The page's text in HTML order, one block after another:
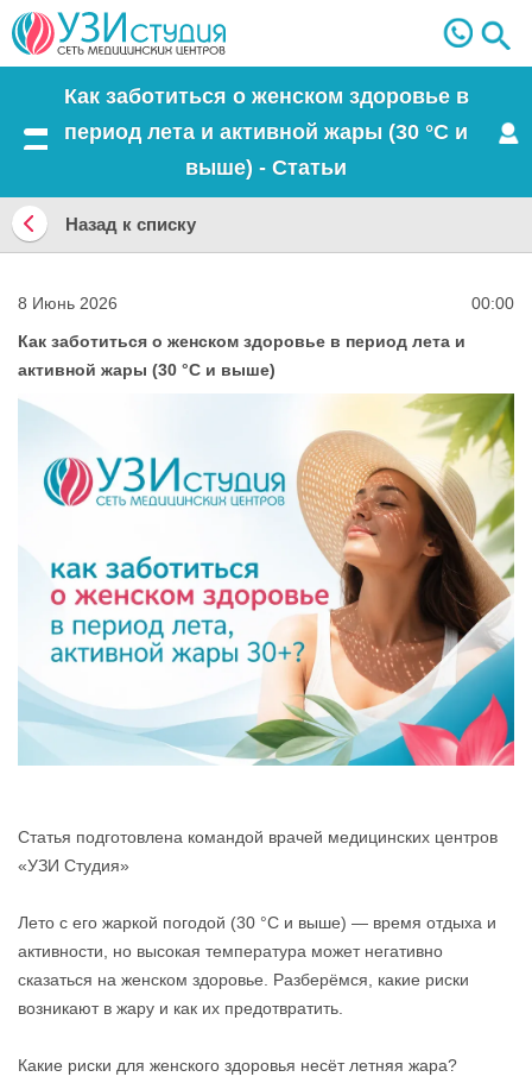
Как заботиться о женском здоровье в
период лета и активной жары (30 °C и
выше) - Статьи
Назад
к
списку
Назад к списку
8 Июнь 2026
00:00
Как заботиться о женском здоровье в период лета и
активной жары (30 °C и выше)
Статья подготовлена командой врачей медицинских центров
«УЗИ Студия»
Лето с его жаркой погодой (30 °C и выше) — время отдыха и
активности, но высокая температура может негативно
сказаться на женском здоровье. Разберёмся, какие риски
возникают в жару и как их предотвратить.
Какие риски для женского здоровья несёт летняя жара?